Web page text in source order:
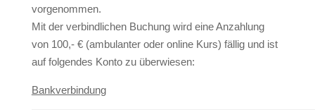
vorgenommen.
Mit der verbindlichen Buchung wird eine Anzahlung
von 100,- € (ambulanter oder online Kurs) fällig und ist
auf folgendes Konto zu überwiesen:
Bankverbindung